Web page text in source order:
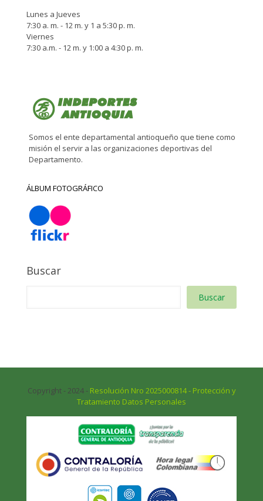
Lunes a Jueves
7:30 a. m. - 12 m. y 1 a 5:30 p. m.
Viernes
7:30 a.m. - 12 m. y 1:00 a 4:30 p. m.
Somos el ente departamental antioqueño que tiene como
misión el servir a las organizaciones deportivas del
Departamento.
ÁLBUM FOTOGRÁFICO
Buscar
Buscar
Copyright - 2024 - Resolución Nro 2025000814 - Protección y
Tratamiento Datos Personales